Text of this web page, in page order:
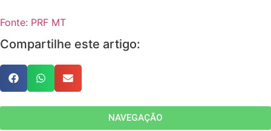
Fonte: PRF MT
Compartilhe este artigo:
NAVEGAÇÃO